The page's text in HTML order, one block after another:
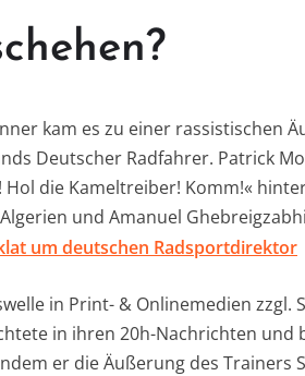
kam es zu einer rassistischen
Deutscher Radfahrer. Patrick
Hol die Kameltreiber! Komm!«
und Amanuel
um deutschen Radsportdirektor
in Print- & Onlinemedien
in ihren 20h-Nachrichten
er die Äußerung des Trainers